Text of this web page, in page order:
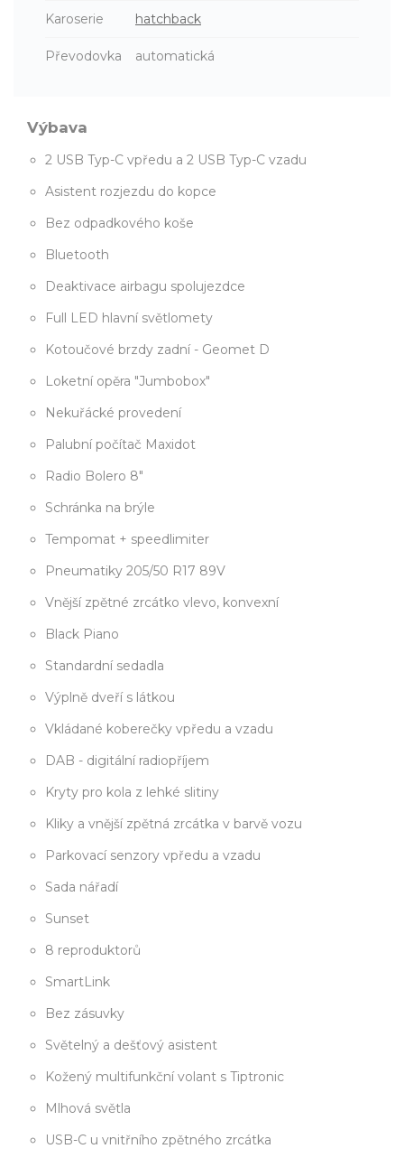
Karoserie hatchback
Převodovka automatická
Výbava
2 USB Typ-C vpředu a 2 USB Typ-C vzadu
Asistent rozjezdu do kopce
Bez odpadkového koše
Bluetooth
Deaktivace airbagu spolujezdce
Full LED hlavní světlomety
Kotoučové brzdy zadní - Geomet D
Loketní opěra "Jumbobox"
Nekuřácké provedení
Palubní počítač Maxidot
Radio Bolero 8"
Schránka na brýle
Tempomat + speedlimiter
Pneumatiky 205/50 R17 89V
Vnější zpětné zrcátko vlevo, konvexní
Black Piano
Standardní sedadla
Výplně dveří s látkou
Vkládané koberečky vpředu a vzadu
DAB - digitální radiopříjem
Kryty pro kola z lehké slitiny
Kliky a vnější zpětná zrcátka v barvě vozu
Parkovací senzory vpředu a vzadu
Sada nářadí
Sunset
8 reproduktorů
SmartLink
Bez zásuvky
Světelný a dešťový asistent
Kožený multifunkční volant s Tiptronic
Mlhová světla
USB-C u vnitřního zpětného zrcátka